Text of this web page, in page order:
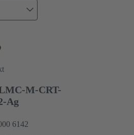
M-CRT-
Ag
6142